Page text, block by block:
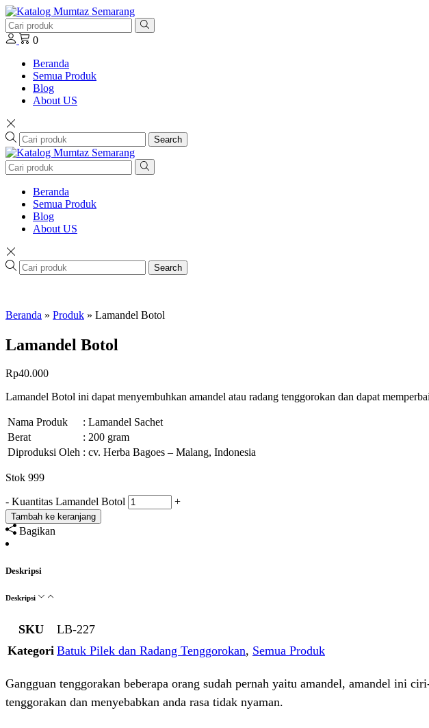
0
Beranda
Semua Produk
Blog
About US
Search
Beranda
Semua Produk
Blog
About US
Search
Beranda » Produk » Lamandel Botol
Lamandel Botol
Rp40.000
Lamandel Botol ini dapat menyembuhkan amandel atau radang tenggorokan dan dapat
Nama Produk
: Lamandel Sachet
Berat
: 200 gram
Diproduksi Oleh : cv. Herba Bagoes – Malang, Indonesia
Stok 999
- Kuantitas Lamandel Botol +
Tambah ke keranjang
Bagikan
Deskripsi
Deskripsi
SKU
LB-227
Kategori Batuk Pilek dan Radang Tenggorokan, Semua Produk
Gangguan tenggorakan beberapa orang sudah pernah yaitu amandel, amandel ini
tenggorakan dan menyebabkan anda rasa tidak nyaman.